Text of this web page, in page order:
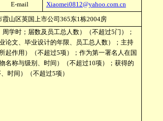
E-mail
Xiaomei0812@yahoo.com.cn
霞山区英国上市公司365东1栋2004房
学时；届数及员工总人数）（不超过5门）；
论文、毕业设计的年限、员工总人数）；主持
起作用）（不超过5项）；作为第一署名人在国
名称与级别、时间）（不超过10项）；获得的
时间）（不超过5项）